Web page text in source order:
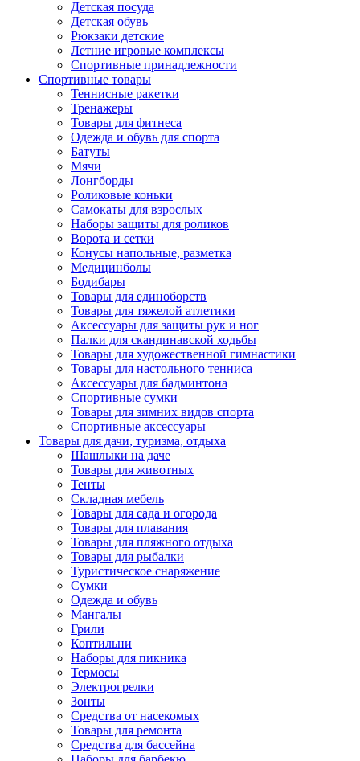
Детская посуда
Детская обувь
Рюкзаки детские
Летние игровые комплексы
Спортивные принадлежности
Спортивные товары
Теннисные ракетки
Тренажеры
Товары для фитнеса
Одежда и обувь для спорта
Батуты
Мячи
Лонгборды
Роликовые коньки
Самокаты для взрослых
Наборы защиты для роликов
Ворота и сетки
Конусы напольные, разметка
Медицинболы
Бодибары
Товары для единоборств
Товары для тяжелой атлетики
Аксессуары для защиты рук и ног
Палки для скандинавской ходьбы
Товары для художественной гимнастики
Товары для настольного тенниса
Аксессуары для бадминтона
Спортивные сумки
Товары для зимних видов спорта
Спортивные аксессуары
Товары для дачи, туризма, отдыха
Шашлыки на даче
Товары для животных
Тенты
Складная мебель
Товары для сада и огорода
Товары для плавания
Товары для пляжного отдыха
Товары для рыбалки
Туристическое снаряжение
Сумки
Одежда и обувь
Мангалы
Грили
Коптильни
Наборы для пикника
Термосы
Электрогрелки
Зонты
Средства от насекомых
Товары для ремонта
Средства для бассейна